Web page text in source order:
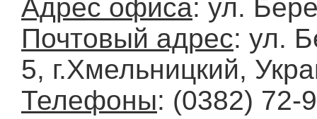
Адрес офиса: ул.
Почтовый адрес: ул.
5, г.Хмельницкий,
Телефоны: (0382) 72-